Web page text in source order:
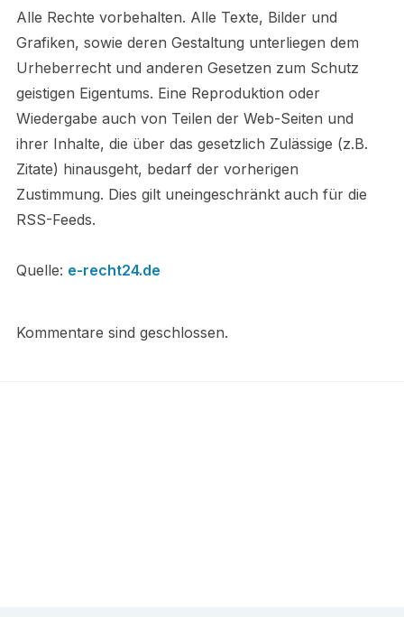
Alle Rechte vorbehalten. Alle Texte, Bilder und
Grafiken, sowie deren Gestaltung unterliegen dem
Urheberrecht und anderen Gesetzen zum Schutz
geistigen Eigentums. Eine Reproduktion oder
Wiedergabe auch von Teilen der Web-Seiten und
ihrer Inhalte, die über das gesetzlich Zulässige (z.B.
Zitate) hinausgeht, bedarf der vorherigen
Zustimmung. Dies gilt uneingeschränkt auch für die
RSS-Feeds.
Quelle: e-recht24.de
Kommentare sind geschlossen.